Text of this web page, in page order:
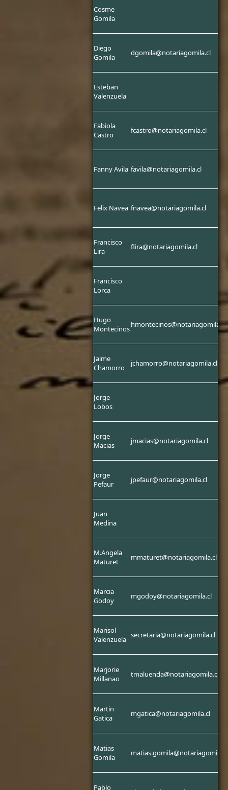
Cosme
Gomila
Diego
Gomila
dgomila@notariagomila.cl
Esteban
Valenzuela
Fabiola
Castro
fcastro@notariagomila.cl
Fanny Avila favila@notariagomila.cl
Felix Navea fnavea@notariagomila.cl
Francisco
Lira
flira@notariagomila.cl
Francisco
Lorca
Hugo
Montecinoshmontecinos@notariagomila.cl
Jaime
Chamorro
jchamorro@notariagomila.cl
Jorge
Lobos
Jorge
Macias
jmacias@notariagomila.cl
Jorge
Pefaur
jpefaur@notariagomila.cl
Juan
Medina
M.Angela
Maturet
mmaturet@notariagomila.cl
Marcia
Godoy
mgodoy@notariagomila.cl
Marisol
Valenzuela secretaria@notariagomila.cl
Marjorie
Millanao
tmaluenda@notariagomila.cl
Martin
Gatica
mgatica@notariagomila.cl
Matias
Gomila
Pablo